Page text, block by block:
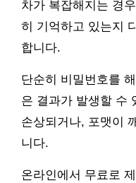
차가 복잡해지는 경
히 기억하고 있는지
합니다.
단순히 비밀번호를
은 결과가 발생할 수
손상되거나, 포맷이
니다.
온라인에서 무료로